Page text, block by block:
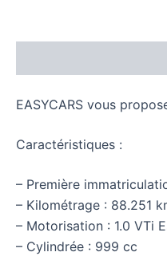
EASYCARS vous
Caractéristiques :
– Première
– Kilométrage : 88.251
– Motorisation : 1.0 VTi
– Cylindrée : 999 cc